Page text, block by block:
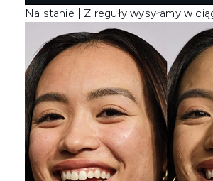
Na stanie | Z reguły wysyłamy w